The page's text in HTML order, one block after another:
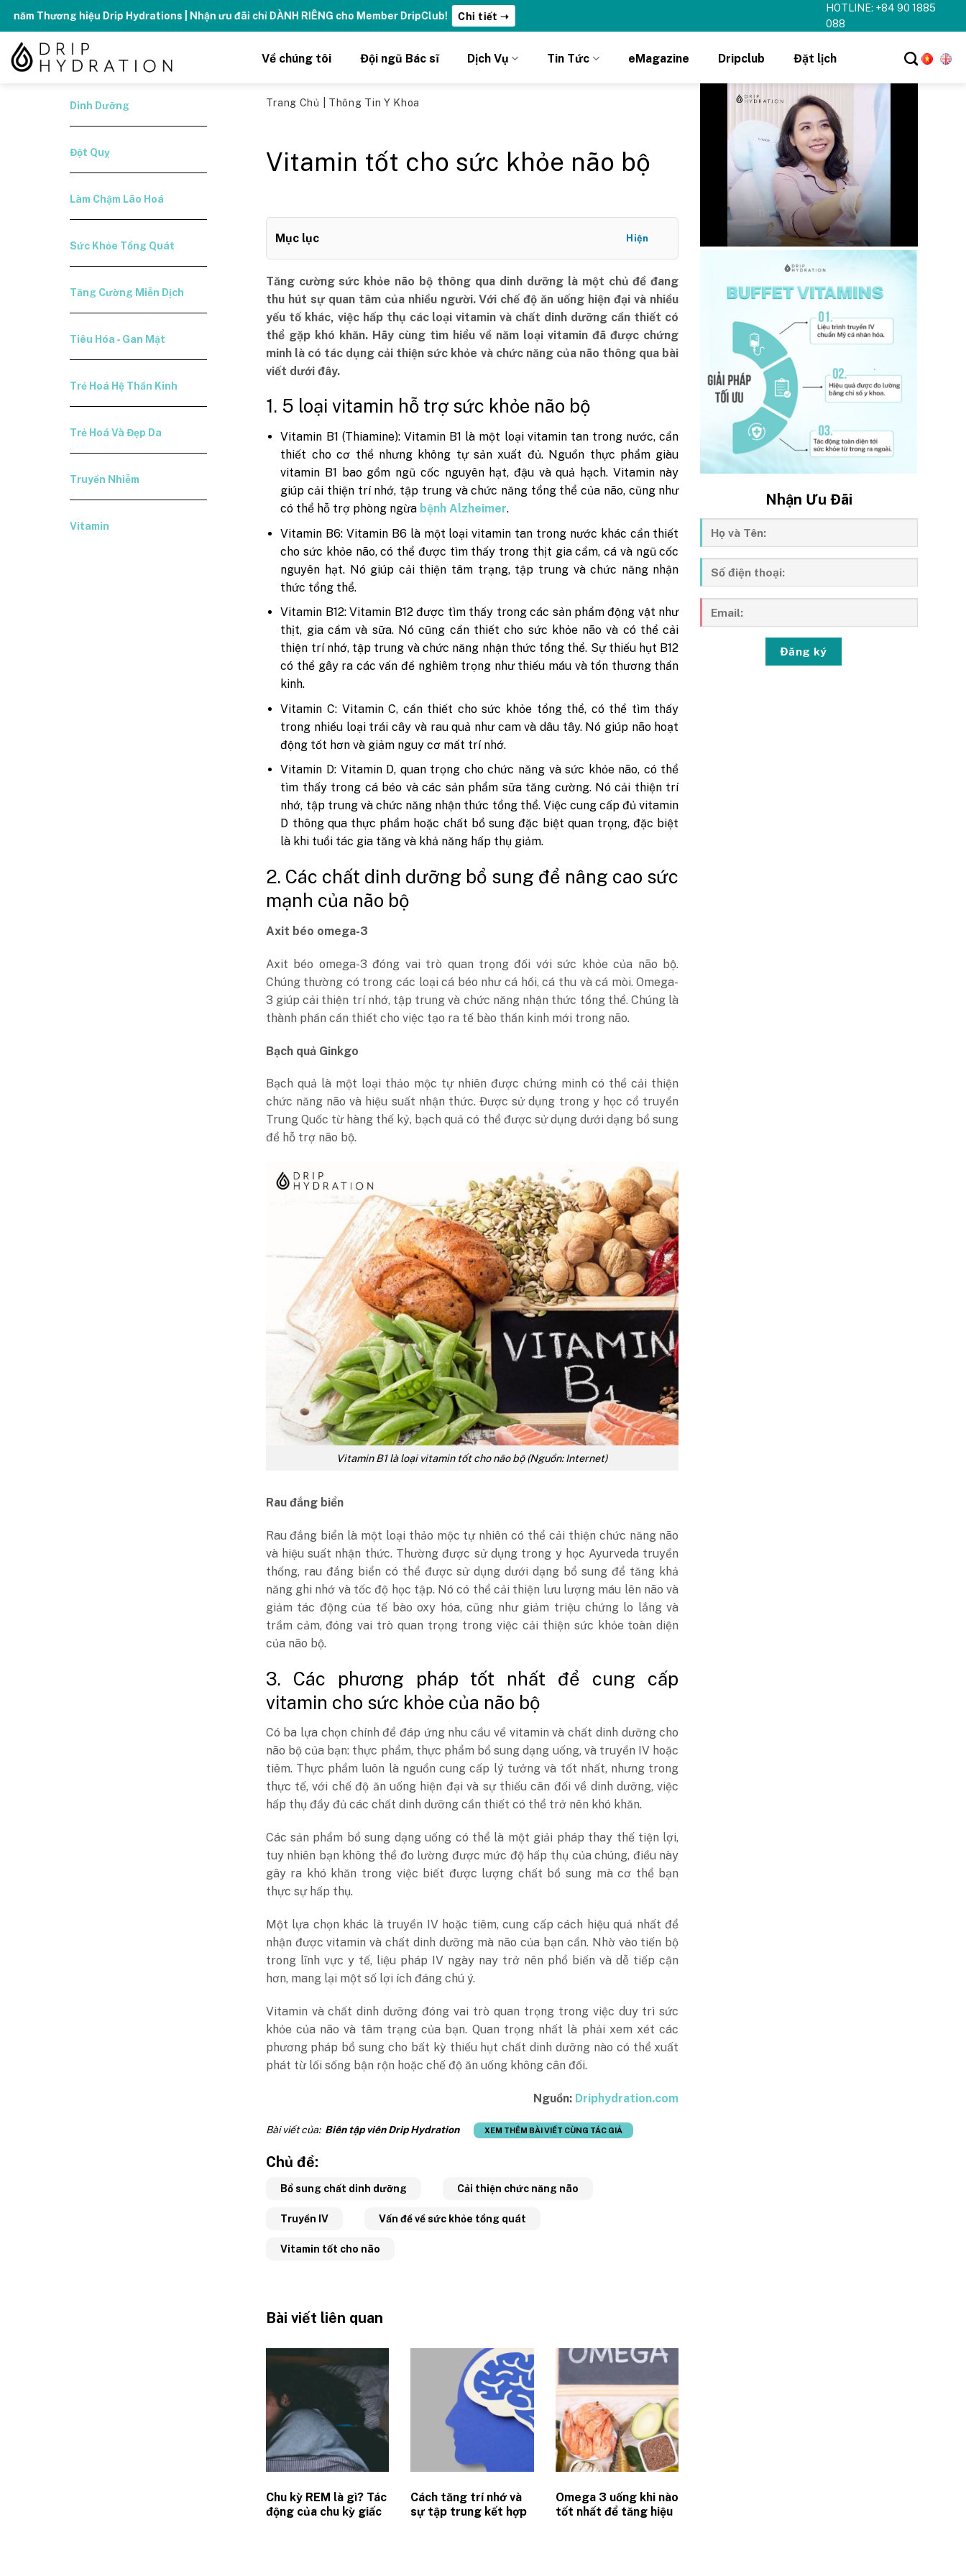
content
Tăng năng lượng - sống đỉnh cao với thẻ Vitamin Drip Membership.
HOTLINE: +84 90 1885
088
Về chúng tôi Đội ngũ Bác sĩ Dịch Vụ Tin Tức eMagazine Dripclub Đặt lịch
Dinh Dưỡng
Đột Quỵ
Làm Chậm Lão Hoá
Sức Khỏe Tổng Quát
Tăng Cường Miễn Dịch
Tiêu Hóa - Gan Mật
Trẻ Hoá Hệ Thần Kinh
Trẻ Hoá Và Đẹp Da
Truyền Nhiễm
Vitamin
Trang Chủ Thông Tin Y Khoa
Vitamin tốt cho sức khỏe não bộ
Mục lục Hiện
Tăng cường sức khỏe não bộ thông qua dinh dưỡng là một chủ đề đang
thu hút sự quan tâm của nhiều người. Với chế độ ăn uống hiện đại và nhiều
yếu tố khác, việc hấp thụ các loại vitamin và chất dinh dưỡng cần thiết có
thể gặp khó khăn. Hãy cùng tìm hiểu về năm loại vitamin đã được chứng
minh là có tác dụng cải thiện sức khỏe và chức năng của não thông qua bài
viết dưới đây.
1. 5 loại vitamin hỗ trợ sức khỏe não bộ
Vitamin B1 (Thiamine): Vitamin B1 là một loại vitamin tan trong nước, cần
thiết cho cơ thể nhưng không tự sản xuất đủ. Nguồn thực phẩm giàu
vitamin B1 bao gồm ngũ cốc nguyên hạt, đậu và quả hạch. Vitamin này
giúp cải thiện trí nhớ, tập trung và chức năng tổng thể của não, cũng như
có thể hỗ trợ phòng ngừa bệnh Alzheimer.
Vitamin B6: Vitamin B6 là một loại vitamin tan trong nước khác cần thiết
cho sức khỏe não, có thể được tìm thấy trong thịt gia cầm, cá và ngũ cốc
nguyên hạt. Nó giúp cải thiện tâm trạng, tập trung và chức năng nhận
thức tổng thể.
Vitamin B12: Vitamin B12 được tìm thấy trong các sản phẩm động vật như
thịt, gia cầm và sữa. Nó cũng cần thiết cho sức khỏe não và có thể cải
thiện trí nhớ, tập trung và chức năng nhận thức tổng thể. Sự thiếu hụt B12
có thể gây ra các vấn đề nghiêm trọng như thiếu máu và tổn thương thần
kinh.
Vitamin C: Vitamin C, cần thiết cho sức khỏe tổng thể, có thể tìm thấy
trong nhiều loại trái cây và rau quả như cam và dâu tây. Nó giúp não hoạt
động tốt hơn và giảm nguy cơ mất trí nhớ.
Vitamin D: Vitamin D, quan trọng cho chức năng và sức khỏe não, có thể
tìm thấy trong cá béo và các sản phẩm sữa tăng cường. Nó cải thiện trí
nhớ, tập trung và chức năng nhận thức tổng thể. Việc cung cấp đủ vitamin
D thông qua thực phẩm hoặc chất bổ sung đặc biệt quan trọng, đặc biệt
là khi tuổi tác gia tăng và khả năng hấp thụ giảm.
2. Các chất dinh dưỡng bổ sung để nâng cao sức
mạnh của não bộ
Axit béo omega-3
Axit béo omega-3 đóng vai trò quan trọng đối với sức khỏe của não bộ.
Chúng thường có trong các loại cá béo như cá hồi, cá thu và cá mòi. Omega-
3 giúp cải thiện trí nhớ, tập trung và chức năng nhận thức tổng thể. Chúng là
thành phần cần thiết cho việc tạo ra tế bào thần kinh mới trong não.
Bạch quả Ginkgo
Bạch quả là một loại thảo mộc tự nhiên được chứng minh có thể cải thiện
chức năng não và hiệu suất nhận thức. Được sử dụng trong y học cổ truyền
Trung Quốc từ hàng thế kỷ, bạch quả có thể được sử dụng dưới dạng bổ sung
để hỗ trợ não bộ.
Vitamin B1 là loại vitamin tốt cho não bộ (Nguồn: Internet)
Rau đắng biển
Rau đắng biển là một loại thảo mộc tự nhiên có thể cải thiện chức năng não
và hiệu suất nhận thức. Thường được sử dụng trong y học Ayurveda truyền
thống, rau đắng biển có thể được sử dụng dưới dạng bổ sung để tăng khả
năng ghi nhớ và tốc độ học tập. Nó có thể cải thiện lưu lượng máu lên não và
giảm tác động của tế bào oxy hóa, cũng như giảm triệu chứng lo lắng và
trầm cảm, đóng vai trò quan trọng trong việc cải thiện sức khỏe toàn diện
của não bộ.
3. Các phương pháp tốt nhất để cung cấp
vitamin cho sức khỏe của não bộ
Có ba lựa chọn chính để đáp ứng nhu cầu về vitamin và chất dinh dưỡng cho
não bộ của bạn: thực phẩm, thực phẩm bổ sung dạng uống, và truyền IV hoặc
tiêm. Thực phẩm luôn là nguồn cung cấp lý tưởng và tốt nhất, nhưng trong
thực tế, với chế độ ăn uống hiện đại và sự thiếu cân đối về dinh dưỡng, việc
hấp thụ đầy đủ các chất dinh dưỡng cần thiết có thể trở nên khó khăn.
Các sản phẩm bổ sung dạng uống có thể là một giải pháp thay thế tiện lợi,
tuy nhiên bạn không thể đo lường được mức độ hấp thụ của chúng, điều này
gây ra khó khăn trong việc biết được lượng chất bổ sung mà cơ thể bạn
thực sự hấp thụ.
Một lựa chọn khác là truyền IV hoặc tiêm, cung cấp cách hiệu quả nhất để
nhận được vitamin và chất dinh dưỡng mà não của bạn cần. Nhờ vào tiến bộ
trong lĩnh vực y tế, liệu pháp IV ngày nay trở nên phổ biến và dễ tiếp cận
hơn, mang lại một số lợi ích đáng chú ý.
Vitamin và chất dinh dưỡng đóng vai trò quan trọng trong việc duy trì sức
khỏe của não và tâm trạng của bạn. Quan trọng nhất là phải xem xét các
phương pháp bổ sung cho bất kỳ thiếu hụt chất dinh dưỡng nào có thể xuất
phát từ lối sống bận rộn hoặc chế độ ăn uống không cân đối.
Nguồn: Driphydration.com
Bài viết của: Biên tập viên Drip Hydration XEM THÊM BÀI VIẾT CÙNG TÁC GIẢ
Chủ đề:
Bổ sung chất dinh dưỡng Cải thiện chức năng não
Truyền IV Vấn đề về sức khỏe tổng quát
Vitamin tốt cho não
Bài viết liên quan
Chu kỳ REM là gì? Tác
động của chu kỳ giấc
Cách tăng trí nhớ và
sự tập trung kết hợp
Omega 3 uống khi nào
tốt nhất để tăng hiệu
Nhận Ưu Đãi
Đăng ký